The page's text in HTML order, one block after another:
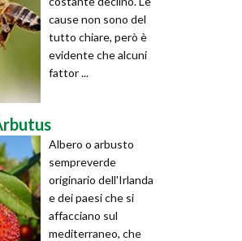
cause non sono del
tutto chiare, però è
evidente che alcuni
fattor ...
Albero o arbusto
sempreverde
originario dell'Irlanda
e dei paesi che si
affacciano sul
mediterraneo, che